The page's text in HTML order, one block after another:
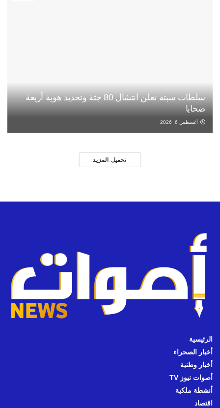
سلطات سبتة تعلن انتشال 80 جثة وتحديد هوية أربعة
ضحايا
أغسطس 6, 2026
تحميل المزيد
الرئيسية
أخبار الصحراء
أخبار وطنية
أصوات نيوز TV
أنشطة ملكية
اقتصاد